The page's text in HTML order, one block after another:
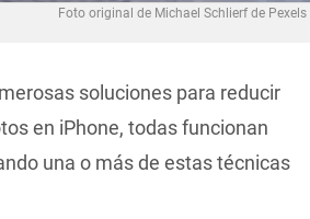
Foto original de Michael Schlierf de Pexels
soluciones para reducir
en iPhone, todas funcionan
una o más de estas técnicas